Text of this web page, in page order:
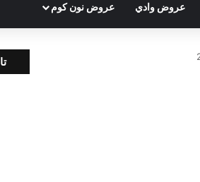
عروض وادي عروض نون كوم